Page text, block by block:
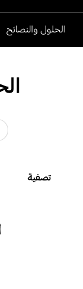
الحلول والنصائح
تصفية